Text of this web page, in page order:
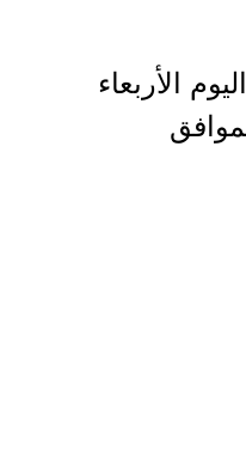
الأربعاء
26هـ الموافق